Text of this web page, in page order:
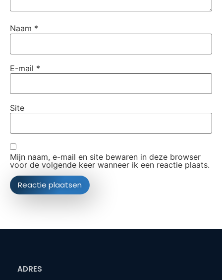
Naam *
E-mail *
Site
Mijn naam, e-mail en site bewaren in deze browser
voor de volgende keer wanneer ik een reactie plaats.
ADRES